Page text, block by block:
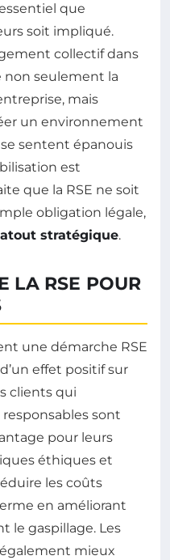
que
soit impliqué.
collectif dans
non seulement la
mais
un environnement
sentent épanouis
est
que la RSE ne soit
obligation légale,
atout stratégique.
LA RSE POUR
une démarche RSE
effet positif sur
clients qui
sont
pour leurs
éthiques et
les coûts
en améliorant
le gaspillage. Les
mieux